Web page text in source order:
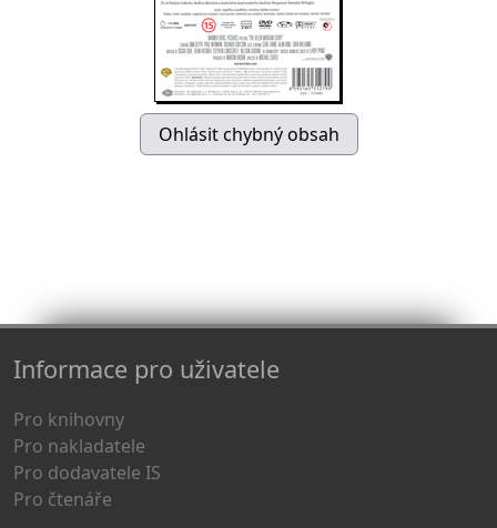
Informace pro uživatele
Pro knihovny
Pro nakladatele
Pro dodavatele IS
Pro čtenáře